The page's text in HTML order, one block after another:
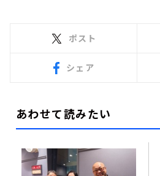
ポスト
シェア
あわせて読みたい